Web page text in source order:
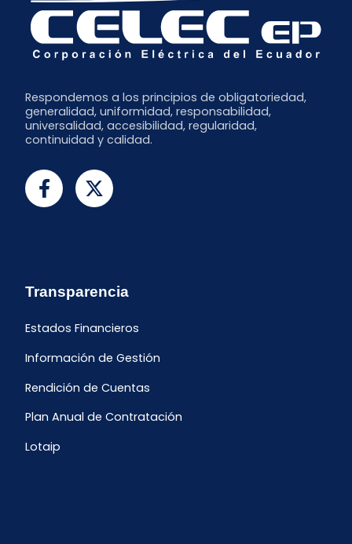
Respondemos a los principios de obligatoriedad,
generalidad, uniformidad, responsabilidad,
universalidad, accesibilidad, regularidad,
continuidad y calidad.
Transparencia
Estados Financieros
Información de Gestión
Rendición de Cuentas
Plan Anual de Contratación
Lotaip